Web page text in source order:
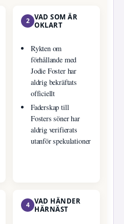
2 VAD SOM ÄR
OKLART
Rykten om
förhållande med
Jodie Foster har
aldrig bekräftats
officiellt
Faderskap till
Fosters söner har
aldrig verifierats
utanför spekulationer
4 VAD HÄNDER
HÄRNÄST